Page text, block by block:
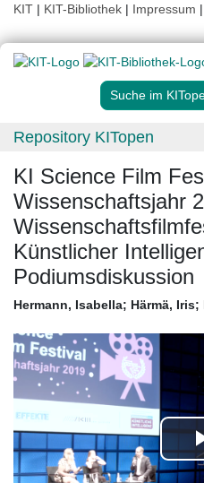
KIT | KIT-Bibliothek | Impressum |
Suche im
Repository KITopen
KI Science Film
Wissenschaftsjahr
Künstlicher
Podiumsdiskussion
Hermann, Isabella; Härmä, Iris;